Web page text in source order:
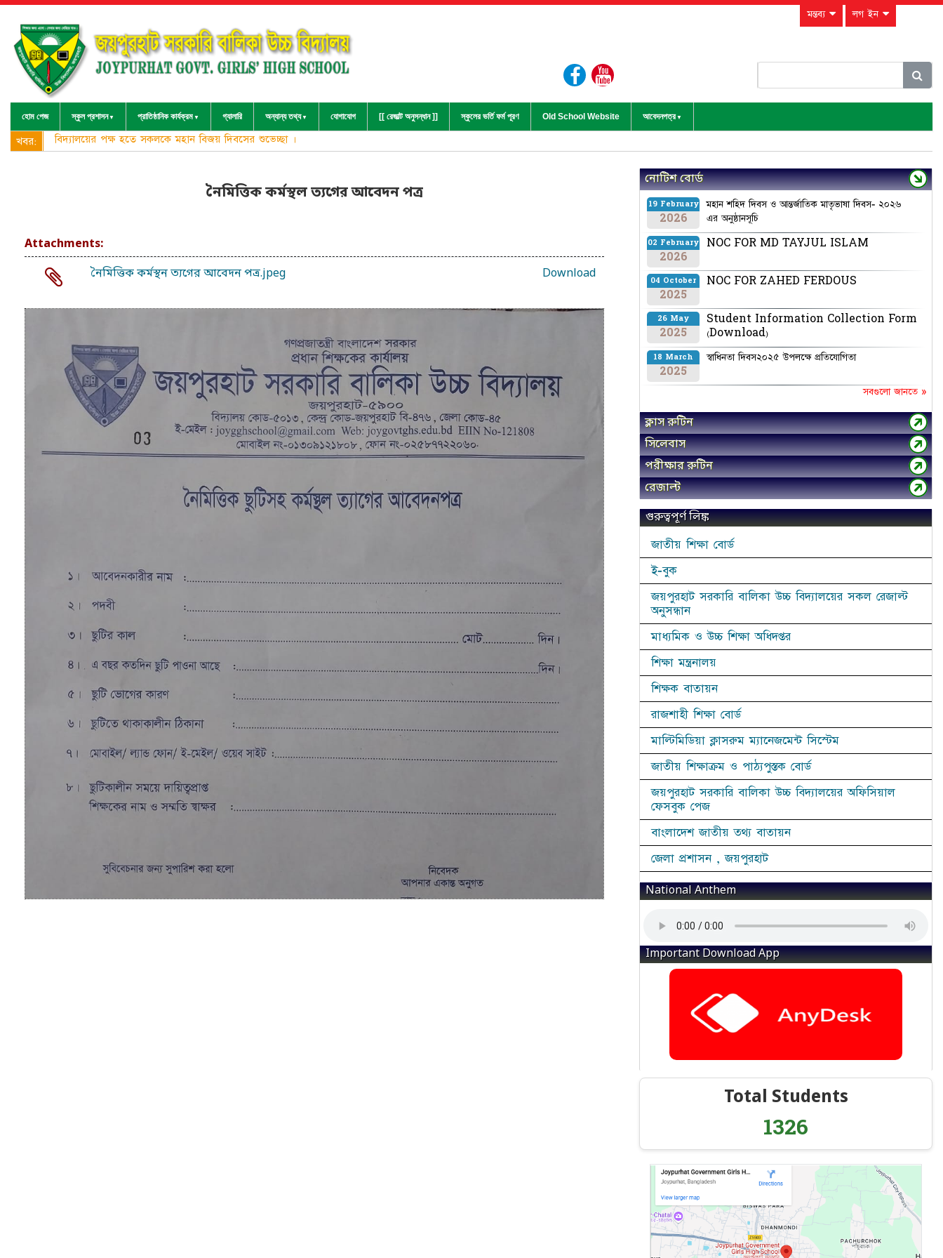
মন্তব্য লগ ইন
হোম পেজ স্কুল প্রশাসন প্রাতিষ্ঠানিক কার্যক্রম গ্যালারি অন্যান্য তথ্য যোগাযোগ [[ রেজাল্ট অনুসন্ধান ]] স্কুলের ভর্তি ফর্ম পূরণ Old School Website আবেদনপত্র
খবর: বিদ্যালয়ের পক্ষ হতে সকলকে মহান বিজয় দিবসের শুভেচ্ছা ।
নৈমিত্তিক কর্মস্থল ত্যগের আবেদন পত্র
Attachments:
নৈমিত্তিক কর্মস্থন ত্যগের আবেদন পত্র.jpeg
Download
নোটিশ বোর্ড
19 February
2026
মহান শহিদ দিবস ও আন্তর্জাতিক মাতৃভাষা দিবস- ২০২৬
এর অনুষ্ঠানসূচি
02 February
2026
NOC FOR MD TAYJUL ISLAM
04 October
2025
NOC FOR ZAHED FERDOUS
26 May
2025
Student Information Collection Form
(Download)
18 March
2025
স্বাধিনতা দিবস২০২৫ উপলক্ষে প্রতিযোগিতা
সবগুলো জানতে »
ক্লাস রুটিন
সিলেবাস
পরীক্ষার রুটিন
রেজাল্ট
গুরুত্বপূর্ণ লিঙ্ক
জাতীয় শিক্ষা বোর্ড
ই-বুক
জয়পুরহাট সরকারি বালিকা উচ্চ বিদ্যালয়ের সকল রেজাল্ট
অনুসন্ধান
মাধ্যমিক ও উচ্চ শিক্ষা অধিদপ্তর
শিক্ষা মন্ত্রনালয়
শিক্ষক বাতায়ন
রাজশাহী শিক্ষা বোর্ড
মাল্টিমিডিয়া ক্লাসরুম ম্যানেজমেন্ট সিস্টেম
জাতীয় শিক্ষাক্রম ও পাঠ্যপুস্তক বোর্ড
জয়পুরহাট সরকারি বালিকা উচ্চ বিদ্যালয়ের অফিসিয়াল
ফেসবুক পেজ
বাংলাদেশ জাতীয় তথ্য বাতায়ন
জেলা প্রশাসন , জয়পুরহাট
National Anthem
Important Download App
Total Students
1326